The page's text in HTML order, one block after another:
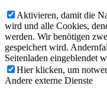
Aktivieren, damit die
wird und alle Cookies,
werden. Wir benötigen
gespeichert wird.
Seitenladen eingeblendet
Hier klicken, um
Andere externe Dienste